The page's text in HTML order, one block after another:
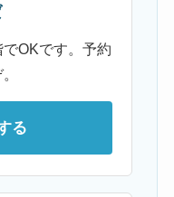
でOKです。予約
る